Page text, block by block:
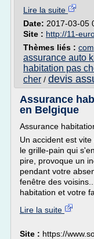
Lire la suite
Date: 2017-03-05
Site : http://11-
Thèmes liés :
assurance auto
habitation pas
cher / devis
Assurance
en Belgique
Assurance
Un accident est
le grille-pain qui
pire, provoque un
pendant votre
fenêtre des
habitation et votre
Lire la suite
Site : https://